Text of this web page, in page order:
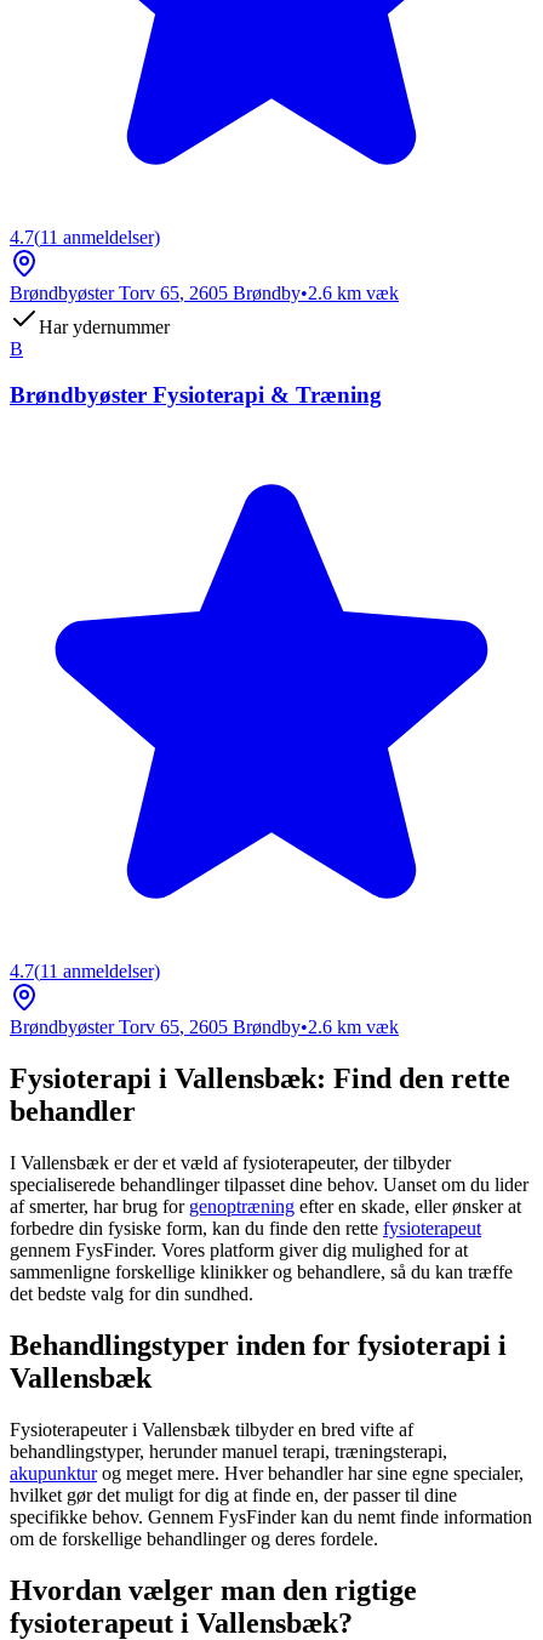
4.7(11 anmeldelser)
Brøndbyøster Torv 65, 2605 Brøndby•2.6 km væk
Har ydernummer
B
Brøndbyøster Fysioterapi & Træning
4.7(11 anmeldelser)
Brøndbyøster Torv 65, 2605 Brøndby•2.6 km væk
Fysioterapi i Vallensbæk: Find den rette
behandler
I Vallensbæk er der et væld af fysioterapeuter, der tilbyder
specialiserede behandlinger tilpasset dine behov. Uanset om du lider
af smerter, har brug for genoptræning efter en skade, eller ønsker at
forbedre din fysiske form, kan du finde den rette fysioterapeut
gennem FysFinder. Vores platform giver dig mulighed for at
sammenligne forskellige klinikker og behandlere, så du kan træffe
det bedste valg for din sundhed.
Behandlingstyper inden for fysioterapi i
Vallensbæk
Fysioterapeuter i Vallensbæk tilbyder en bred vifte af
behandlingstyper, herunder manuel terapi, træningsterapi,
akupunkturog meget mere. Hver behandler har sine egne specialer,
hvilket gør det muligt for dig at finde en, der passer til dine
specifikke behov. Gennem FysFinder kan du nemt finde information
om de forskellige behandlinger og deres fordele.
Hvordan vælger man den rigtige
fysioterapeut i Vallensbæk?